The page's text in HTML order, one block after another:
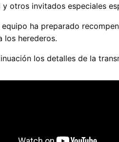
y otros invitados especiales
equipo ha preparado
los herederos.
los detalles de la